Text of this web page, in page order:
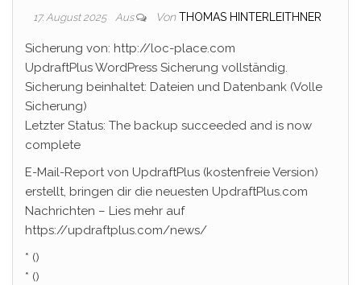
17. August 2025 Aus Von THOMAS HINTERLEITHNER
Sicherung von: http://loc-place.com
UpdraftPlus WordPress Sicherung vollständig.
Sicherung beinhaltet: Dateien und Datenbank (Volle
Sicherung)
Letzter Status: The backup succeeded and is now
complete
E-Mail-Report von UpdraftPlus (kostenfreie Version)
erstellt, bringen dir die neuesten UpdraftPlus.com
Nachrichten – Lies mehr auf
https://updraftplus.com/news/
* ()
* ()